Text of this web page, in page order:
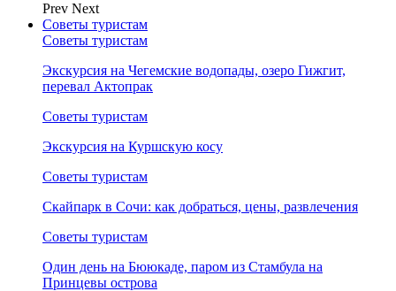
Prev Next
Советы туристам
Советы туристам
Экскурсия на Чегемские водопады, озеро Гижгит,
перевал Актопрак
Советы туристам
Экскурсия на Куршскую косу
Советы туристам
Скайпарк в Сочи: как добраться, цены, развлечения
Советы туристам
Один день на Бююкаде, паром из Стамбула на
Принцевы острова